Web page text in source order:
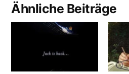
Ähnliche Beiträge